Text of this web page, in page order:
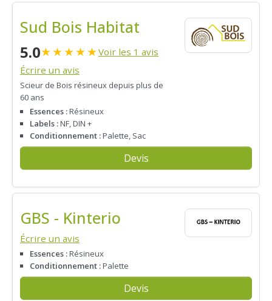
Sud Bois Habitat
5.0★★★★★Voir les 1 avis
Écrire un avis
Scieur de Bois résineux depuis plus de
60 ans
Essences :Résineux
Labels :NF, DIN +
Conditionnement :Palette, Sac
Devis
GBS - Kinterio
Écrire un avis
Essences :Résineux
Conditionnement :Palette
Devis